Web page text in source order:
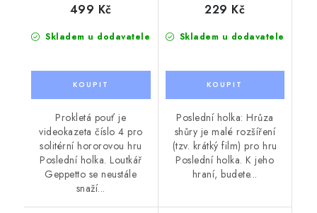
Skladem u dodavatele
499 Kč
Prokletá pouť je
videokazeta číslo 4 pro
solitérní hororovou hru
Poslední holka. Loutkář
Geppetto se neustále
snaží...
Skladem u dodavatele
229 Kč
Poslední holka: Hrůza
shůry je malé rozšíření
(tzv. krátký film) pro hru
Poslední holka. K jeho
hraní, budete...